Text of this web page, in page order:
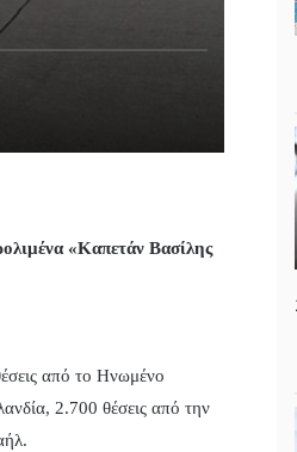
«Καπετάν Βασίλης
από το Ηνωμένο
2.700 θέσεις από την